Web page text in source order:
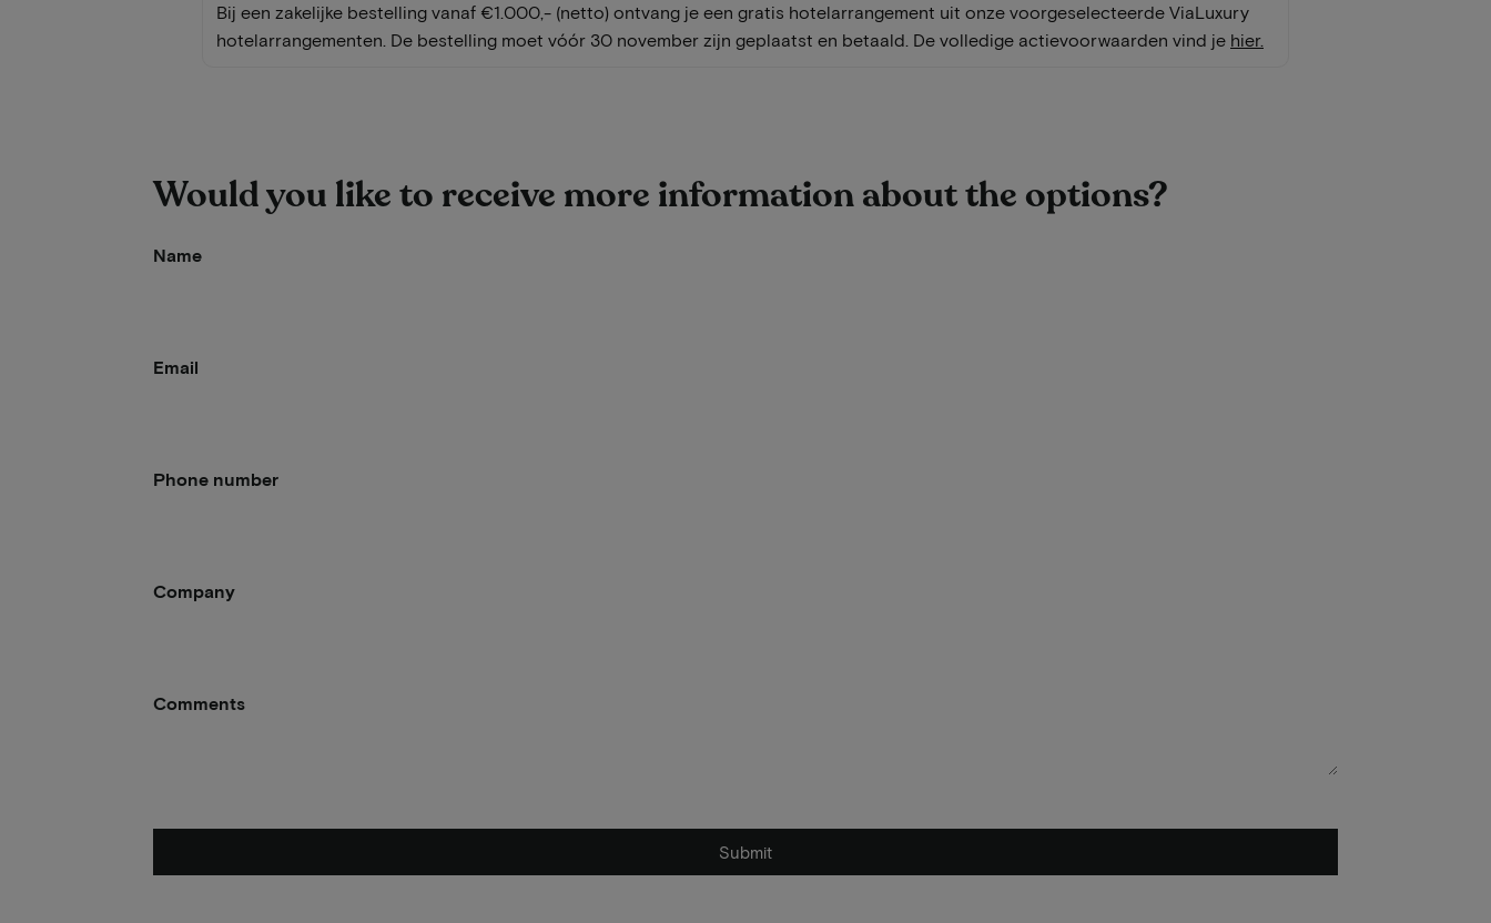
Bij een zakelijke bestelling vanaf €1.000,- (netto) ontvang je een gratis hotelarrangement uit onze voorgeselecteerde ViaLuxury
hotelarrangementen. De bestelling moet vóór 30 november zijn geplaatst en betaald. De volledige actievoorwaarden vind je hier.
Would you like to receive more information about the options?
Name
Email
Phone number
Company
Comments
Submit